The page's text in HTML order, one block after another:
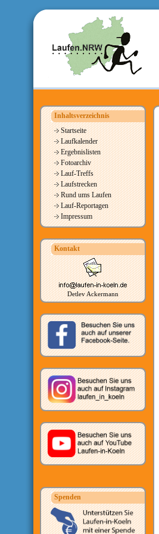
Inhaltsverzeichnis
Startseite
Laufkalender
Ergebnislisten
Fotoarchiv
Lauf-Treffs
Laufstrecken
Rund ums Laufen
Lauf-Reportagen
Impressum
Kontakt
Detlev Ackermann
Spenden